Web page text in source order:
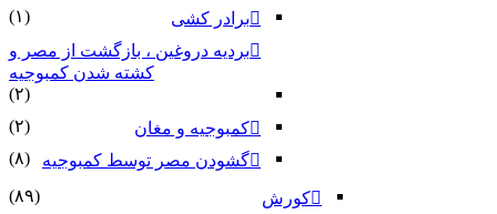
برادر کشی
(۱)
بردیه دروغین ، بازگشت از مصر و
کشته شدن کمبوجیه
(۲)
کمبوجیه و مغان
(۲)
گشودن مصر توسط کمبوجیه
(۸)
کورش
(۸۹)